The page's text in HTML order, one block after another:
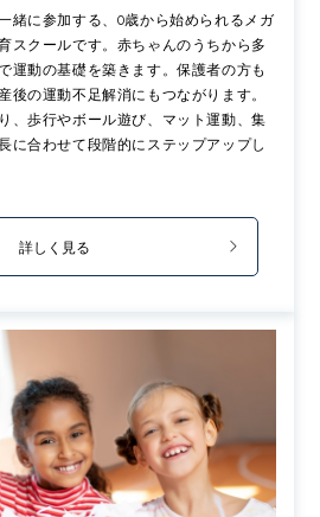
緒に参加する、0歳から始められるメガ
スクールです。赤ちゃんのうちから多
運動の基礎を築きます。保護者の方も
後の運動不足解消にもつながります。
、歩行やボール遊び、マット運動、集
に合わせて段階的にステップアップし
詳しく見る